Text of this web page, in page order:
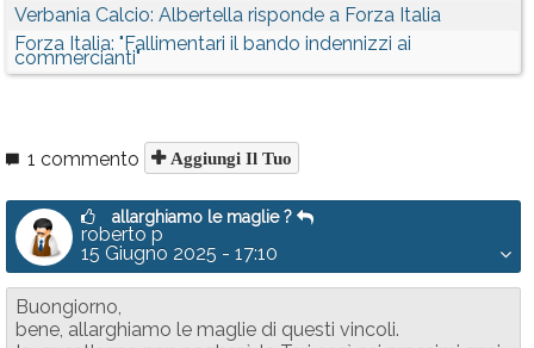
Verbania Calcio: Albertella risponde a Forza Italia
Forza Italia: "Fallimentari il bando indennizzi ai
commercianti"
1 commento Aggiungi Il Tuo
allarghiamo le maglie ?
roberto p
15 Giugno 2025 - 17:10
Buongiorno,
bene, allarghiamo le maglie di questi vincoli.